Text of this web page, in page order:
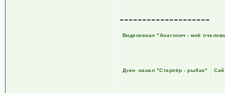
--------------------
Видеоканал "Анатолич - моё
Дзен -канал "Старпёр - рыбак"